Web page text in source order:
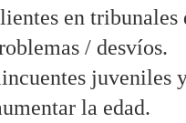
en tribunales
/ desvíos.
juveniles
la edad.